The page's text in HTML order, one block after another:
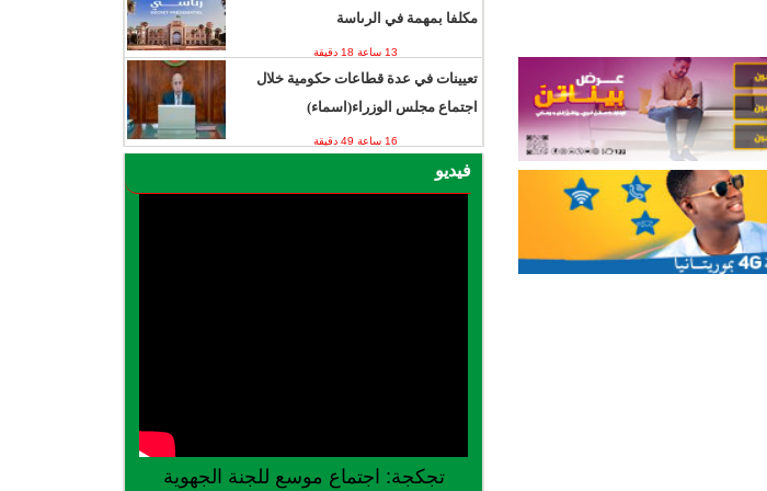
مكلفا بمهمة في الرىاسة
13 ساعة 18 دقيقة
تعيينات في عدة قطاعات حكومية خلال
اجتماع مجلس الوزراء(اسماء)
16 ساعة 49 دقيقة
فيديو
تجكجة: اجتماع موسع للجنة الجهوية